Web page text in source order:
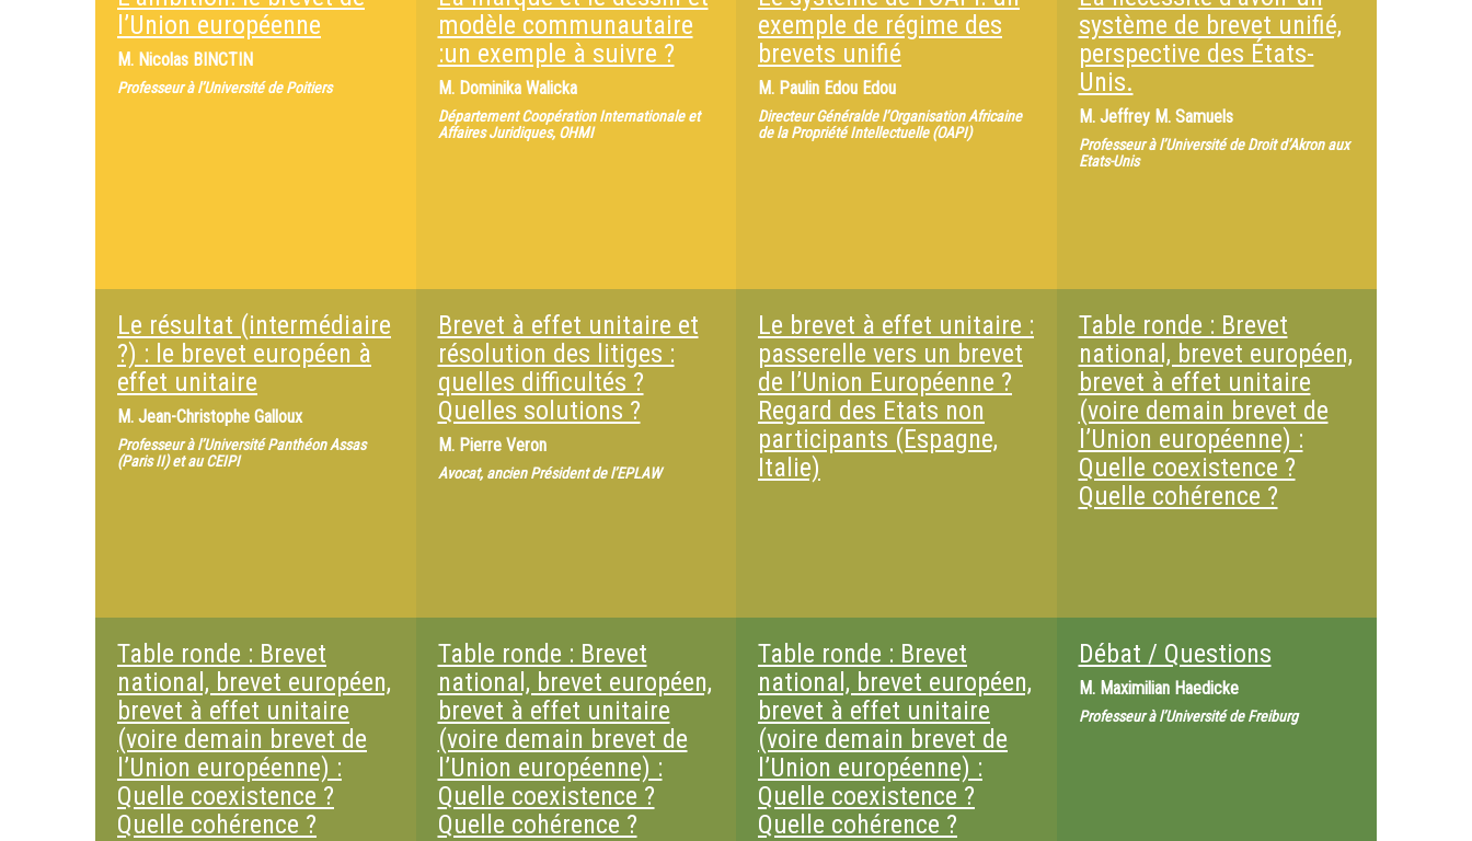
l’Union européenne
M. Nicolas BINCTIN
Professeur à l’Université de Poitiers
modèle communautaire
:un exemple à suivre ?
M. Dominika Walicka
Département Coopération Internationale et
Affaires Juridiques, OHMI
exemple de régime des
brevets unifié
M. Paulin Edou Edou
Directeur Généralde l’Organisation Africaine
de la Propriété Intellectuelle (OAPI)
système de brevet unifié,
perspective des États-
Unis.
M. Jeffrey M. Samuels
Professeur à l’Université de Droit d’Akron aux
Etats-Unis
Le résultat (intermédiaire
?) : le brevet européen à
effet unitaire
M. Jean-Christophe Galloux
Professeur à l’Université Panthéon Assas
(Paris II) et au CEIPI
Brevet à effet unitaire et
résolution des litiges :
quelles difficultés ?
Quelles solutions ?
M. Pierre Veron
Avocat, ancien Président de l’EPLAW
Le brevet à effet unitaire :
passerelle vers un brevet
de l’Union Européenne ?
Regard des Etats non
participants (Espagne,
Italie)
Table ronde : Brevet
national, brevet européen,
brevet à effet unitaire
(voire demain brevet de
l’Union européenne) :
Quelle coexistence ?
Quelle cohérence ?
Table ronde : Brevet
national, brevet européen,
brevet à effet unitaire
(voire demain brevet de
l’Union européenne) :
Quelle coexistence ?
Quelle cohérence ?
Table ronde : Brevet
national, brevet européen,
brevet à effet unitaire
(voire demain brevet de
l’Union européenne) :
Quelle coexistence ?
Quelle cohérence ?
Table ronde : Brevet
national, brevet européen,
brevet à effet unitaire
(voire demain brevet de
l’Union européenne) :
Quelle coexistence ?
Quelle cohérence ?
Débat / Questions
M. Maximilian Haedicke
Professeur à l’Université de Freiburg